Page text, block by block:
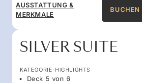
AUSSTATTUNG &
MERKMALE
BUCHEN
SILVER SUITE
KATEGORIE-HIGHLIGHTS
Deck 5 von 6